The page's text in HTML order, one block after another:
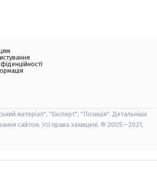
матеріал", "Експерт", "Позиція". Детальніше
сайтом. Усі права захищені. © 2005—2021,